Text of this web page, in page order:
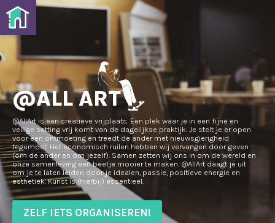
home - atAllArt
@ALL ART
@AllArt is een creatieve vrijplaats. Een plek waar je in een fijne en
veilige setting vrij komt van de dagelijkse praktijk. Je stelt je er open
voor een ontmoeting en treedt de ander met nieuwsgierigheid
tegemoet. Het economisch ruilen hebben wij vervangen door geven
(om de ander en om jezelf). Samen zetten wij ons in om de wereld en
onze samenleving een beetje mooier te maken. @AllArt daagt je uit
om je te laten leiden door je idealen, passie, positieve energie en
esthetiek. Kunst is (hierbij) essentieel.
ZELF IETS ORGANISEREN!